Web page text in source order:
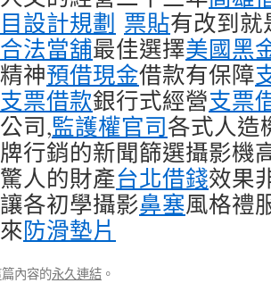
設計規劃 票貼有改到就
法當舖最佳選擇美國黑
神預借現金借款有保障
支票借款銀行式經營支票
公司,監護權官司各式人造
行銷的新聞篩選攝影機
人的財產台北借錢效果
讓各初學攝影鼻塞風格禮
防滑墊片
篇內容的永久連結 。